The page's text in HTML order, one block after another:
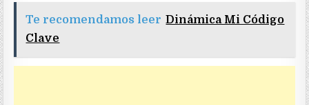
Te recomendamos leer Dinámica Mi Código
Clave